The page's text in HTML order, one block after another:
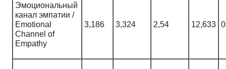
Эмоциональный
канал эмпатии /
Emotional
Channel of
Empathy
3,186 3,324 2,54 12,633